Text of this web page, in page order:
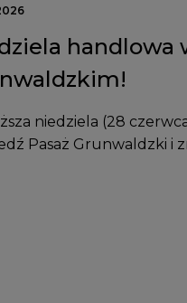
handlowa
niedziela (28
Pasaż Grunwaldzki i